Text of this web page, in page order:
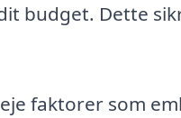
budget. Dette
faktorer som